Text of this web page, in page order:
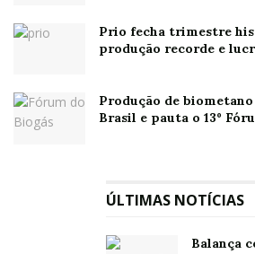
integrar 16 índices da B3,
amplos, setoriais, de
visibilidade da empresa, fortalece
institucional e tende a contribuir
Especializada na operação de
a PetroReconcavo construiu sua
Prio fecha trimestre
produção recorde e
Produção de biometano
Brasil e pauta o 13º
ÚLTIMAS NOTÍCIAS
Balança